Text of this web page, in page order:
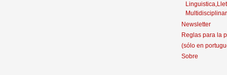
Newsletter
Reglas para la
(sólo en
Sobre